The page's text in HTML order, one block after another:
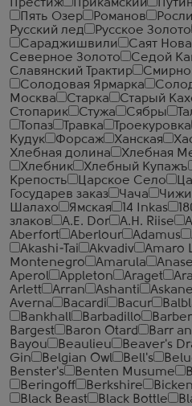
Престиж
Прикамский
Пять Озер
Романов
Русский лед
Русское Золото
Сараджишвили
Саят Нова
Северное Золото
Седой
Славянский Трактир
Солодовая Ярмарка
Москва
Старка Старый
Стопарик
Стужа Сябры
Топаз
Травка Троекуровка
Кудук
Форсаж Ханская
Хлебная долина
Хлебная
Хлебник
Хлебный Купажъ
Крепость
Царское Село
Государев заказ
Чача
Шалахо
Ямская 14 Inkas
злаков
A.E. Dor A.H. Riise
Aberfort
Aberlour Adamus
Akashi-Tai
Akvadiv Amaro
Montenegro
Amarula
Aperol
Appleton Araget
Arlett
Arran Ashanti
Averna
Bacardi Bacur
Bankhall
Barbadillo
Bargest
Baron Otard Barr
Bayou
Beaulieu Beaver's
Gin
Belgian Owl Bell's
Benster's
Benten Musume
Beringoff
Berkshire
Black Beast
Black Bottle